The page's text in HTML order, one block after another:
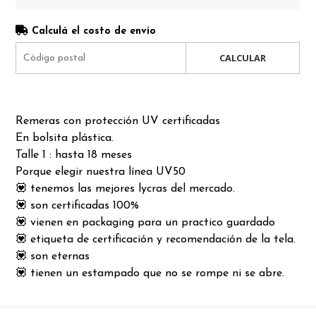
Calculá el costo de envío
CALCULAR
Remeras con protección UV certificadas
En bolsita plástica.
Talle 1 : hasta 18 meses
Porque elegir nuestra línea UV50
💟 tenemos las mejores lycras del mercado.
💟 son certificadas 100%
💟 vienen en packaging para un practico guardado
💟 etiqueta de certificación y recomendación de la tela.
💟 son eternas
💟 tienen un estampado que no se rompe ni se abre.